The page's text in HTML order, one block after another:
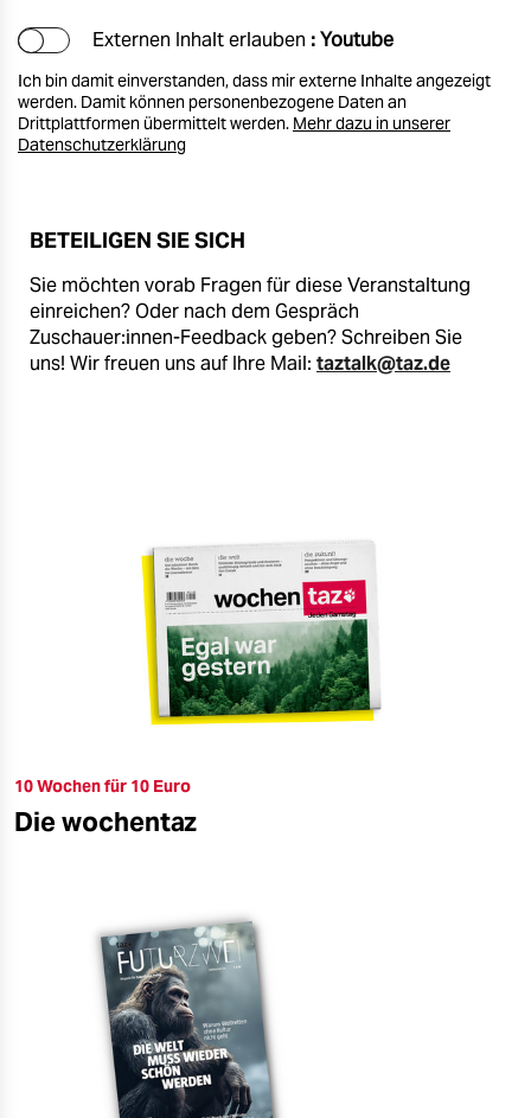
Externen Inhalt erlauben : Youtube
Ich bin damit einverstanden, dass mir externe Inhalte angezeigt
werden. Damit können personenbezogene Daten an
Drittplattformen übermittelt werden. Mehr dazu in unserer
Datenschutzerklärung
BETEILIGEN SIE SICH
Sie möchten vorab Fragen für diese Veranstaltung
einreichen? Oder nach dem Gespräch
Zuschauer:innen-Feedback geben? Schreiben Sie
uns! Wir freuen uns auf Ihre Mail: taztalk@taz.de
10 Wochen für 10 Euro
Die wochentaz